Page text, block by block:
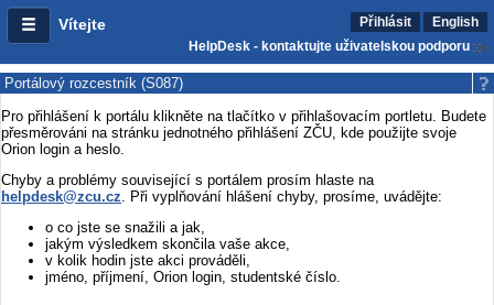
Vítejte Přihlásit
English
HelpDesk - kontaktujte uživatelskou podporu
Portálový rozcestník (S087)
Pro přihlášení k portálu klikněte na tlačítko v přihlašovacím portletu. Budete
přesměrováni na stránku jednotného přihlášení ZČU, kde použijte svoje
Orion login a heslo.
Chyby a problémy související s portálem prosím hlaste na
helpdesk@zcu.cz. Při vyplňování hlášení chyby, prosíme, uvádějte:
o co jste se snažili a jak,
jakým výsledkem skončila vaše akce,
v kolik hodin jste akci prováděli,
jméno, příjmení, Orion login, studentské číslo.